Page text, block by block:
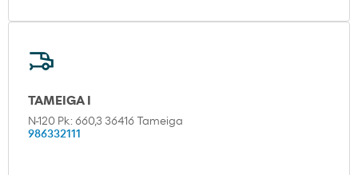
TAMEIGA I
N-120 Pk: 660,3 36416 Tameiga
986332111